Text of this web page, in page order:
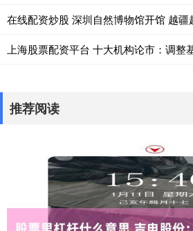
在线配资炒股 深圳自然博物馆开馆 越疆
上海股票配资平台 十大机构论市：调整
推荐阅读